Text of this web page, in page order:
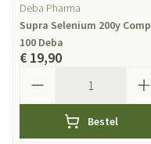
Deba Pharma
Supra Selenium 200y Comp
100 Deba
€ 19,90
Bestel